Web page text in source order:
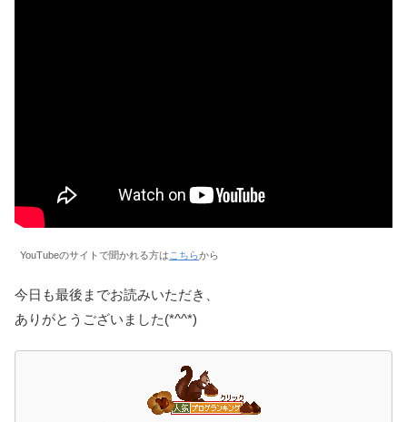
YouTubeのサイトで聞かれる方は こちらから
今日も最後までお読みいただき、
ありがとうございました(*^^*)